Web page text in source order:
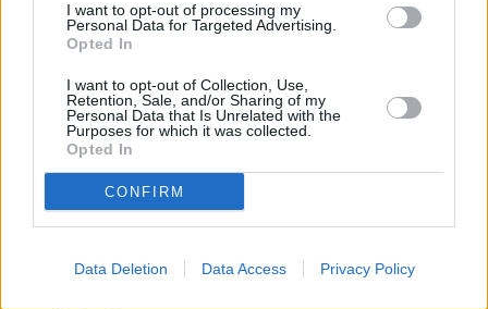
I want to opt-out of processing my
Personal Data for Targeted Advertising.
Opted In
I want to opt-out of Collection, Use,
Retention, Sale, and/or Sharing of my
Personal Data that Is Unrelated with the
Purposes for which it was collected.
Opted In
CONFIRM
Data Deletion Data Access Privacy Policy
Lo más leído